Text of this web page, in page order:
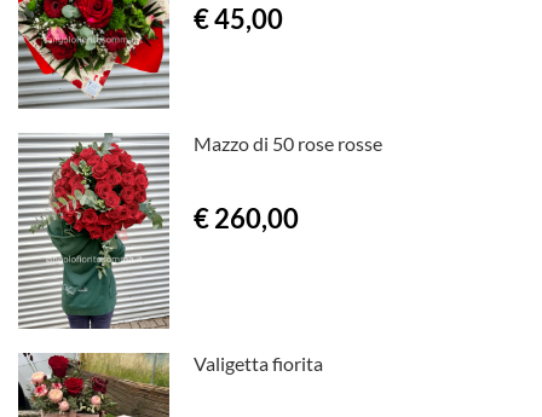
€ 45,00
Mazzo di 50 rose rosse
€ 260,00
Valigetta fiorita